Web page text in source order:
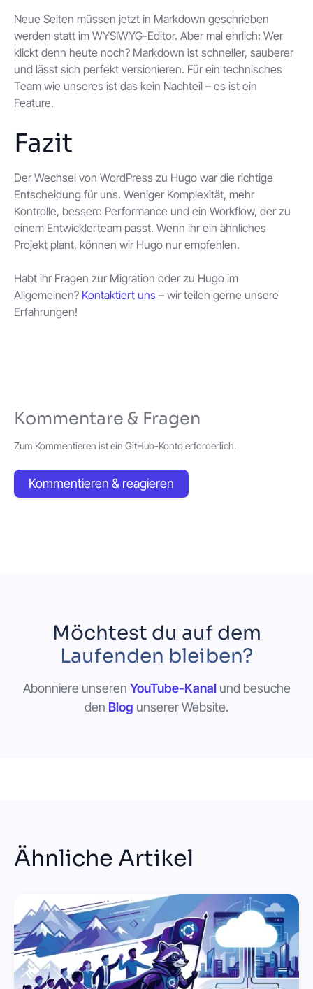
Neue Seiten müssen jetzt in Markdown geschrieben
werden statt im WYSIWYG-Editor. Aber mal ehrlich: Wer
klickt denn heute noch? Markdown ist schneller, sauberer
und lässt sich perfekt versionieren. Für ein technisches
Team wie unseres ist das kein Nachteil – es ist ein
Feature.
Fazit
Der Wechsel von WordPress zu Hugo war die richtige
Entscheidung für uns. Weniger Komplexität, mehr
Kontrolle, bessere Performance und ein Workflow, der zu
einem Entwicklerteam passt. Wenn ihr ein ähnliches
Projekt plant, können wir Hugo nur empfehlen.
Habt ihr Fragen zur Migration oder zu Hugo im
Allgemeinen? Kontaktiert uns – wir teilen gerne unsere
Erfahrungen!
Kommentare & Fragen
Zum Kommentieren ist ein GitHub-Konto erforderlich.
Kommentieren & reagieren
Möchtest du auf dem
Laufenden bleiben?
Abonniere unseren YouTube-Kanalund besuche
den Blog unserer Website.
Ähnliche Artikel